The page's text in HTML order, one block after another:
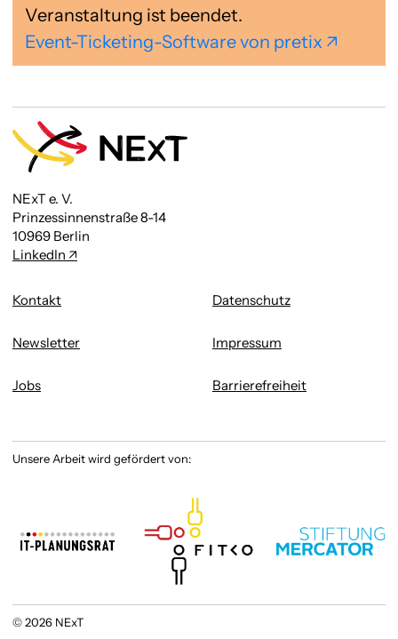
Veranstaltung ist beendet.
Event-Ticketing-Software von pretix
NExT e. V.
Prinzessinnenstraße 8-14
10969 Berlin
LinkedIn
Kontakt
Newsletter
Jobs
Datenschutz
Impressum
Barrierefreiheit
Unsere Arbeit wird gefördert von:
© 2026 NExT